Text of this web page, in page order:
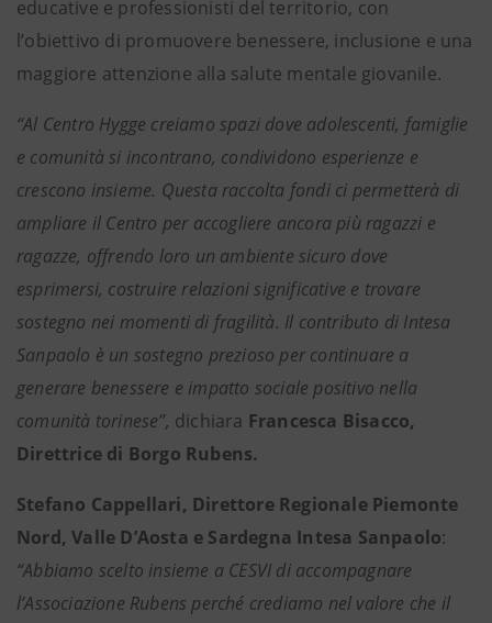
educative e professionisti del territorio, con
l’obiettivo di promuovere benessere, inclusione e una
maggiore attenzione alla salute mentale giovanile.
“Al Centro Hygge creiamo spazi dove adolescenti, famiglie
e comunità si incontrano, condividono esperienze e
crescono insieme. Questa raccolta fondi ci permetterà di
ampliare il Centro per accogliere ancora più ragazzi e
ragazze, offrendo loro un ambiente sicuro dove
esprimersi, costruire relazioni significative e trovare
sostegno nei momenti di fragilità. Il contributo di Intesa
Sanpaolo è un sostegno prezioso per continuare a
generare benessere e impatto sociale positivo nella
comunità torinese”, dichiara Francesca Bisacco,
Direttrice di Borgo Rubens.
Stefano Cappellari, Direttore Regionale Piemonte
Nord, Valle D’Aosta e Sardegna Intesa Sanpaolo:
“Abbiamo scelto insieme a CESVI di accompagnare
l’Associazione Rubens perché crediamo nel valore che il